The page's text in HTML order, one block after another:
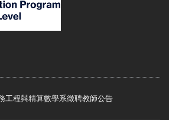
工程與精算數學系徵聘教師公告